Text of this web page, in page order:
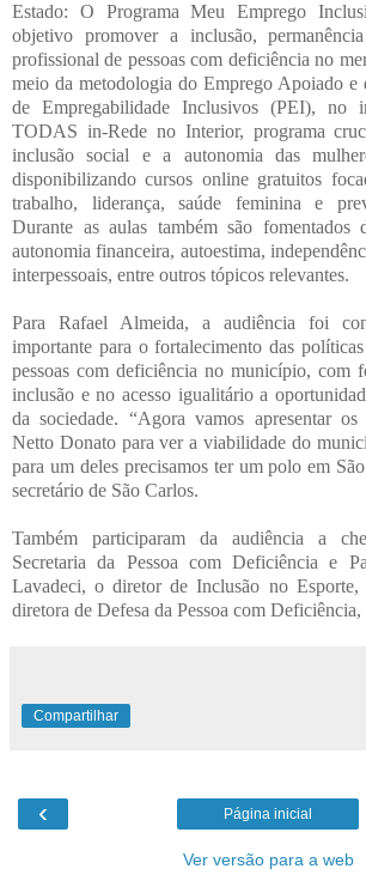
Estado: O Programa Meu Emprego
objetivo promover a inclusão,
profissional de pessoas com deficiência no
meio da metodologia do Emprego Apoiado e
de Empregabilidade Inclusivos (PEI), no
TODAS in-Rede no Interior, programa
inclusão social e a autonomia das
disponibilizando cursos online gratuitos
trabalho, liderança, saúde feminina e
Durante as aulas também são fomentados
autonomia financeira, autoestima,
interpessoais, entre outros tópicos relevantes.
Para Rafael Almeida, a audiência foi
importante para o fortalecimento das
pessoas com deficiência no município, com
inclusão e no acesso igualitário a
da sociedade. “Agora vamos apresentar
Netto Donato para ver a viabilidade do
para um deles precisamos ter um polo em
secretário de São Carlos.
Também participaram da audiência a
Secretaria da Pessoa com Deficiência e
Lavadeci, o diretor de Inclusão no
diretora de Defesa da Pessoa com
Compartilhar
‹ Página inicial
Ver versão para a web